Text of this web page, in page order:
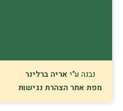
נבנה ע"י אריה ברלינר
מפת אתר הצהרת נגישות